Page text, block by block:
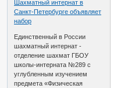
Шахматный интернат в
Санкт-Петербурге объявляет
набор
Единственный в России
шахматный интернат -
отделение шахмат ГБОУ
школы-интерната №289 с
углубленным изучением
предмета «Физическая